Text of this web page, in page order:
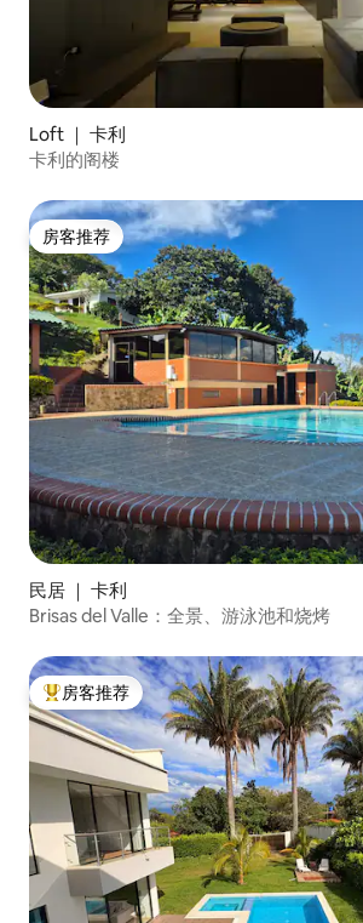
Loft ｜ 卡利
卡利的阁楼
房客推荐
房客推荐
民居 ｜ 卡利
Brisas del Valle：全景、游泳池和烧烤
热门「房客推荐」
房客推荐